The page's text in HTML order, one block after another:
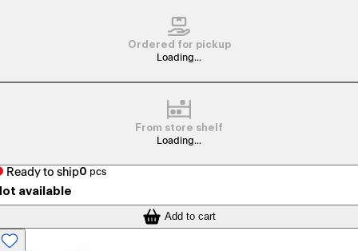
Ordered for pickup
Loading...
From store shelf
Loading...
Ready to ship0 pcs
available
Add to cart